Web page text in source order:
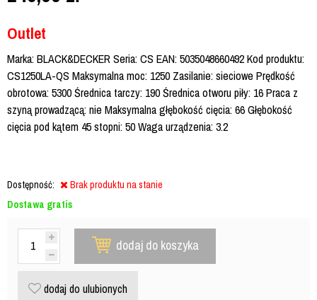
Outlet
Marka: BLACK&DECKER Seria: CS EAN: 5035048660492 Kod produktu:
CS1250LA-QS Maksymalna moc: 1250 Zasilanie: sieciowe Prędkość
obrotowa: 5300 Średnica tarczy: 190 Średnica otworu piły: 16 Praca z
szyną prowadzącą: nie Maksymalna głębokość cięcia: 66 Głębokość
cięcia pod kątem 45 stopni: 50 Waga urządzenia: 3.2
Dostępność:
Brak produktu na stanie
Dostawa gratis
dodaj do koszyka
dodaj do ulubionych